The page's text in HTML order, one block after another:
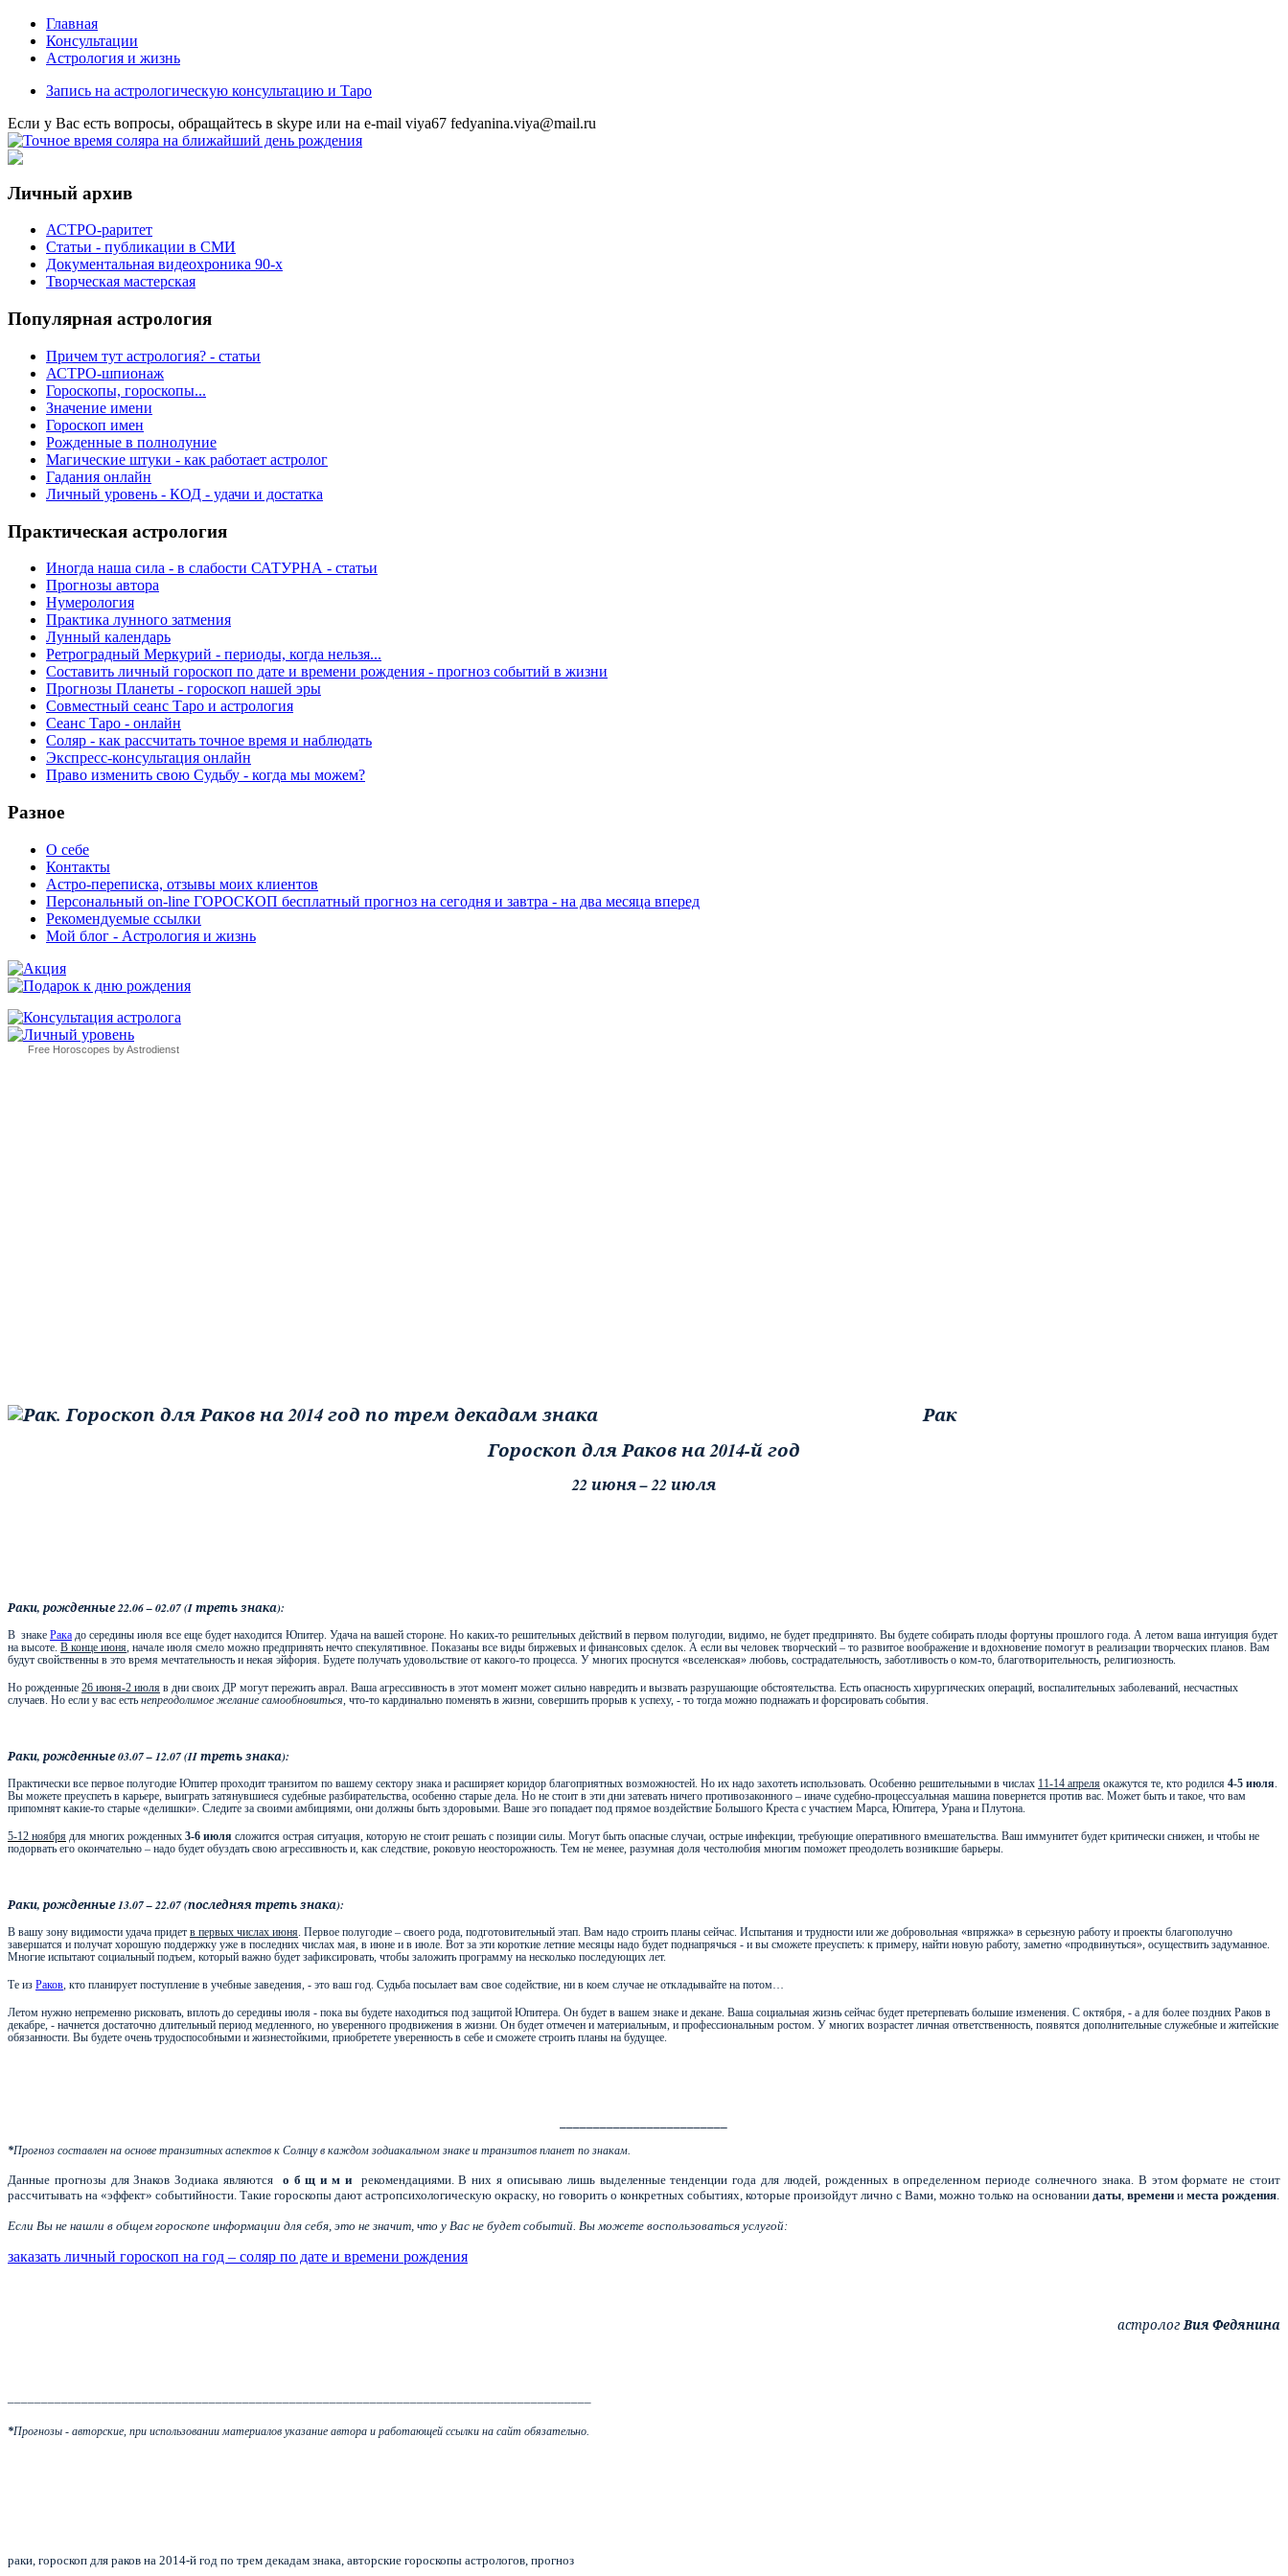
Главная
Консультации
Астрология и жизнь
Запись на астрологическую консультацию и Таро
Eсли у Вас есть вопросы, обращайтесь в skype или на e-mail viya67 fedyanina.viya@mail.ru
Личный архив
АСТРО-раритет
Cтатьи - публикации в СМИ
Документальная видеохроника 90-х
Творческая мастерская
Популярная астрология
Причем тут астрология? - статьи
АСТРО-шпионаж
Гороскопы, гороскопы...
Значение имени
Гороскоп имен
Рожденные в полнолуние
Магические штуки - как работает астролог
Гадания онлайн
Личный уровень - КОД - удачи и достатка
Практическая астрология
Иногда наша сила - в слабости САТУРНА - статьи
Прогнозы автора
Нумерология
Практика лунного затмения
Лунный календарь
Ретроградный Меркурий - периоды, когда нельзя...
Составить личный гороскоп по дате и времени рождения - прогноз событий в жизни
Прогнозы Планеты - гороскоп нашей эры
Совместный сеанс Таро и астрология
Сеанс Таро - онлайн
Соляр - как рассчитать точное время и наблюдать
Экспресс-консультация онлайн
Право изменить свою Судьбу - когда мы можем?
Разное
О себе
Контакты
Астро-переписка, отзывы моих клиентов
Персональный on-line ГОРОСКОП бесплатный прогноз на сегодня и завтра - на два месяца вперед
Рекомендуемые ссылки
Мой блог - Астрология и жизнь
Free Horoscopes by Astrodienst
Рак
Гороскоп для Раков на 2014-й год
22 июня – 22 июля
Раки, рожденные 22.06 – 02.07 (Iтреть знака):
В знаке Рака до середины июля все еще будет находится Юпитер. Удача на вашей стороне. Но каких-то решительных действий в первом полугодии, видимо, не будет предпринято. Вы будете собирать плоды фортуны прошлого года. А летом ваша интуиция будет
на высоте. В конце июня , начале июля смело можно предпринять нечто спекулятивное. Показаны все виды биржевых и финансовых сделок. А если вы человек творческий – то развитое воображение и вдохновение помогут в реализации творческих планов. Вам
будут свойственны в это время мечтательность и некая эйфория. Будете получать удовольствие от какого-то процесса. У многих проснутся «вселенская» любовь, сострадательность, заботливость о ком-то, благотворительность, религиозность.
Но рожденные 26 июня-2 июля в дни своих ДР могут пережить аврал. Ваша агрессивность в этот момент может сильно навредить и вызвать разрушающие обстоятельства. Есть опасность хирургических операций, воспалительных заболеваний, несчастных
случаев. Но если у вас есть непреодолимое желание самообновиться , что-то кардинально поменять в жизни, совершить прорыв к успеху, - то тогда можно поднажать и форсировать события.
Раки, рожденные 03.07 – 12.07 (IIтреть знака):
Практически все первое полугодие Юпитер проходит транзитом по вашему сектору знака и расширяет коридор благоприятных возможностей. Но их надо захотеть использовать. Особенно решительными в числах 11-14 апреля окажутся те, кто родился 4-5 июля
Вы можете преуспеть в карьере, выиграть затянувшиеся судебные разбирательства, особенно старые дела. Но не стоит в эти дни затевать ничего противозаконного – иначе судебно-процессуальная машина повернется против вас. Может быть и такое, что вам
припомнят какие-то старые «делишки». Следите за своими амбициями, они должны быть здоровыми. Ваше эго попадает под прямое воздействие Большого Креста с участием Марса, Юпитера, Урана и Плутона.
5-12 ноября для многих рожденных 3-6 июля сложится острая ситуация, которую не стоит решать с позиции силы. Могут быть опасные случаи, острые инфекции, требующие оперативного вмешательства. Ваш иммунитет будет критически снижен, и чтобы не
подорвать его окончательно – надо будет обуздать свою агрессивность и, как следствие, роковую неосторожность. Тем не менее, разумная доля честолюбия многим поможет преодолеть возникшие барьеры.
Раки, рожденные 13.07 – 22.07 (последняя треть знака):
В вашу зону видимости удача придет в первых числах июня . Первое полугодие – своего рода, подготовительный этап. Вам надо строить планы сейчас. Испытания и трудности или же добровольная «впряжка» в серьезную работу и проекты благополучно
завершатся и получат хорошую поддержку уже в последних числах мая, в июне и в июле. Вот за эти короткие летние месяцы надо будет поднапрячься - и вы сможете преуспеть: к примеру, найти новую работу, заметно «продвинуться», осуществить задуманное.
Многие испытают социальный подъем, который важно будет зафиксировать, чтобы заложить программу на несколько последующих лет.
Те из Раков , кто планирует поступление в учебные заведения, - это ваш год. Судьба посылает вам свое содействие, ни в коем случае не откладывайте на потом…
Летом нужно непременно рисковать, вплоть до середины июля - пока вы будете находиться под защитой Юпитера. Он будет в вашем знаке и декане. Ваша социальная жизнь сейчас будет претерпевать большие изменения. С октября, - а для более поздних Раков в
декабре, - начнется достаточно длительный период медленного, но уверенного продвижения в жизни. Он будет отмечен и материальным, и профессиональным ростом. У многих возрастет личная ответственность, появятся дополнительные служебные и житейские
обязанности. Вы будете очень трудоспособными и жизнестойкими, приобретете уверенность в себе и сможете строить планы на будущее.
*Прогноз составлен на основе транзитных аспектов к Солнцу в каждом зодиакальном знаке и транзитов планет по знакам.
Данные прогнозы для Знаков Зодиака являются о б щ и м и рекомендациями. В них я описываю лишь выделенные тенденции года для людей, рожденных в определенном периоде солнечного знака. В этом формате не стоит
рассчитывать на «эффект» событийности. Такие гороскопы дают астропсихологическую окраску, но говорить о конкретных событиях, которые произойдут лично с Вами, можно только на основании даты времени и места рождения
Если Вы не нашли в общем гороскопе информации для себя, это не значит, что у Вас не будет событий. Вы можете воспользоваться услугой:
заказать личный гороскоп на год – соляр по дате и времени рождения
астрологВия Федянина
*Прогнозы - авторские, при использовании материалов указание автора и работающей ссылки на сайт обязательно.
раки, гороскоп для раков на 2014-й год по трем декадам знака, авторские гороскопы астрологов, прогноз